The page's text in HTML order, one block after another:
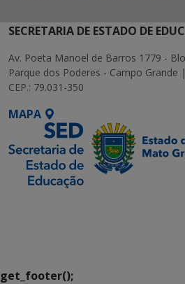
SECRETARIA DE ESTADO DE
Av. Poeta Manoel de Barros 1779 -
Parque dos Poderes - Campo Grande
CEP.: 79.031-350
MAPA
get_footer();